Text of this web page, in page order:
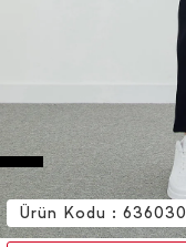
Ürün Kodu : 636030